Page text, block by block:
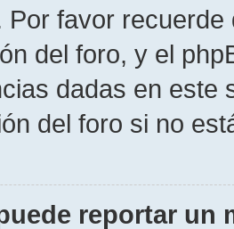
Por favor
del foro, y el
dadas en este
del foro si no
reportar un